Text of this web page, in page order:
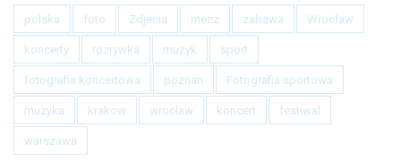
polska foto Zdjecia mecz zabawa Wrocław
koncerty rozrywka muzyk sport
fotografia koncertowa poznan Fotografia sportowa
muzyka krakow wroclaw koncert festiwal
warszawa